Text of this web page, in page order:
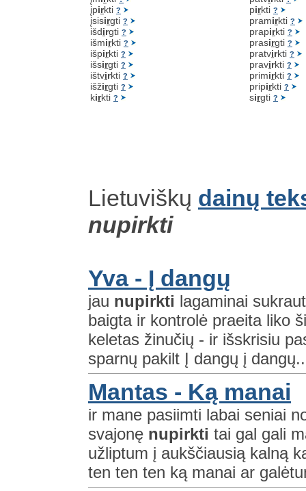
įpirkti ?
įsisirgti ?
išdirgti ?
išmirkti ?
išpirkti ?
išsirgti ?
ištvirkti ?
išžirgti ?
kirkti ?
pirkti ?
pramirkti ?
prapirkti ?
prasirgti ?
pratvirkti ?
pravirkti ?
primirkti ?
pripirkti ?
sirgti ?
Lietuviškų dainų
nupirkti
Yva - Į dangų
jau nupirkti lagaminai
baigta ir kontrolė praeita liko
keletas žinučių - ir išskrisiu
sparnų pakilt Į dangų į
Mantas - Ką manai
ir mane pasiimti labai seniai
svajonę nupirkti tai gal gali
užliptum į aukščiausią kalną
ten ten ten ką manai ar